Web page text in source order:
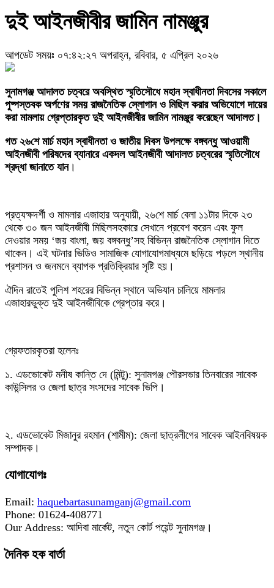
দুই আইনজীবীর জামিন নামঞ্জুর
আপডেট সময়ঃ ০৭:৪২:২৭ অপরাহ্ন, রবিবার, ৫ এপ্রিল ২০২৬
‎​সুনামগঞ্জ আদালত চত্বরে অবস্থিত স্মৃতিসৌধে মহান স্বাধীনতা দিবসের সকালে
পুষ্পস্তবক অর্পণের সময় রাজনৈতিক স্লোগান ও মিছিল করার অভিযোগে দায়ের
করা মামলায় গ্রেপ্তারকৃত দুই আইনজীবীর জামিন নামঞ্জুর করেছেন আদালত।
‎​গত ২৬শে মার্চ মহান স্বাধীনতা ও জাতীয় দিবস উপলক্ষে বঙ্গবন্ধু আওয়ামী
আইনজীবী পরিষদের ব্যানারে একদল আইনজীবী আদালত চত্বরের স্মৃতিসৌধে
শ্রদ্ধা জানাতে যান।
প্রত্যক্ষদর্শী ও মামলার এজাহার অনুযায়ী, ২৬শে মার্চ বেলা ১১টার দিকে ২৩
থেকে ৩০ জন আইনজীবী মিছিলসহকারে সেখানে প্রবেশ করেন এবং ফুল
দেওয়ার সময় ‘জয় বাংলা, জয় বঙ্গবন্ধু’সহ বিভিন্ন রাজনৈতিক স্লোগান দিতে
থাকেন। এই ঘটনার ভিডিও সামাজিক যোগাযোগমাধ্যমে ছড়িয়ে পড়লে স্থানীয়
প্রশাসন ও জনমনে ব্যাপক প্রতিক্রিয়ার সৃষ্টি হয়।
‎ঐদিন রাতেই পুলিশ শহরের বিভিন্ন স্থানে অভিযান চালিয়ে মামলার
এজাহারভুক্ত দুই আইনজীবিকে গ্রেপ্তার করে।
‎গ্রেফতারকৃতরা হলেনঃ
‎১. এডভোকেট মনীষ কান্তি দে (মিন্টু): সুনামগঞ্জ পৌরসভার তিনবারের সাবেক
কাউন্সিলর ও জেলা ছাত্র সংসদের সাবেক ভিপি।
‎২. এডভোকেট মিজানুর রহমান (শামীম): জেলা ছাত্রলীগের সাবেক আইনবিষয়ক
সম্পাদক।
যোগাযোগঃ
Email: haquebartasunamganj@gmail.com
Phone: 01624-408771
Our Address: আদিবা মার্কেট, নতুন কোর্ট পয়েন্ট সুনামগঞ্জ।
দৈনিক হক বার্তা